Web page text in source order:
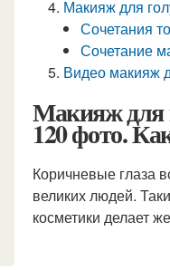
Макияж для
Сочетания
Сочетание
Видео макияж
Макияж для
120 фото.
Коричневые глаза
великих людей.
косметики делает